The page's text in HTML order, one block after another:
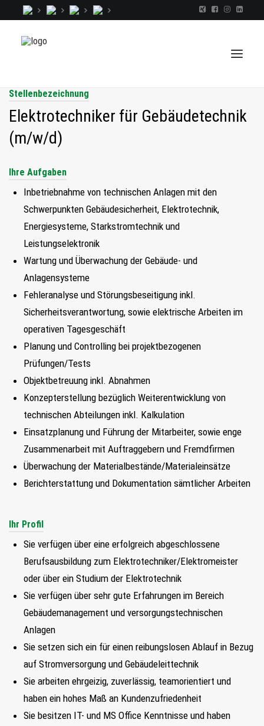
TALENTINDEX
CONSULTING
RECRUITING
COACHING
JOBS
EXTRA
KOPF
FIND MY JOB
JETZT BEWERBEN
Stellenbezeichnung
Elektrotechniker für Gebäudetechnik
(m/w/d)
Ihre Aufgaben
Inbetriebnahme von technischen Anlagen mit den
Schwerpunkten Gebäudesicherheit, Elektrotechnik,
Energiesysteme, Starkstromtechnik und
Leistungselektronik
Wartung und Überwachung der Gebäude- und
Anlagensysteme
Fehleranalyse und Störungsbeseitigung inkl.
Sicherheitsverantwortung, sowie elektrische Arbeiten im
operativen Tagesgeschäft
Planung und Controlling bei projektbezogenen
Prüfungen/Tests
Objektbetreuung inkl. Abnahmen
Konzepterstellung bezüglich Weiterentwicklung von
technischen Abteilungen inkl. Kalkulation
Einsatzplanung und Führung der Mitarbeiter, sowie enge
Zusammenarbeit mit Auftraggebern und Fremdfirmen
Überwachung der Materialbestände/Materialeinsätze
Berichterstattung und Dokumentation sämtlicher Arbeiten
Ihr Profil
Sie verfügen über eine erfolgreich abgeschlossene
Berufsausbildung zum Elektrotechniker/Elektromeister
oder über ein Studium der Elektrotechnik
Sie verfügen über sehr gute Erfahrungen im Bereich
Gebäudemanagement und versorgungstechnischen
Anlagen
Sie setzen sich ein für einen reibungslosen Ablauf in Bezug
auf Stromversorgung und Gebäudeleittechnik
Sie arbeiten ehrgeizig, zuverlässig, teamorientiert und
haben ein hohes Maß an Kundenzufriedenheit
Sie besitzen IT- und MS Office Kenntnisse und haben